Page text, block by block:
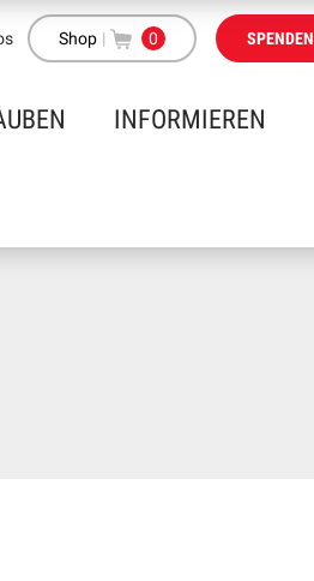
Shop | 0 SPENDEN
INFORMIEREN